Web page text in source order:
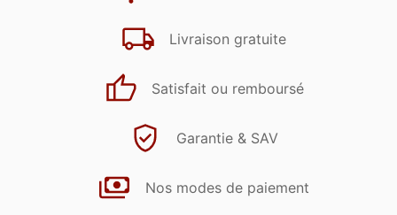
Livraison gratuite
Satisfait ou remboursé
Garantie & SAV
Nos modes de paiement